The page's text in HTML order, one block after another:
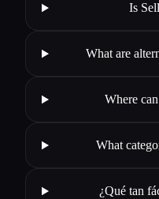
Is
What are
Where
What
¿Qué tan